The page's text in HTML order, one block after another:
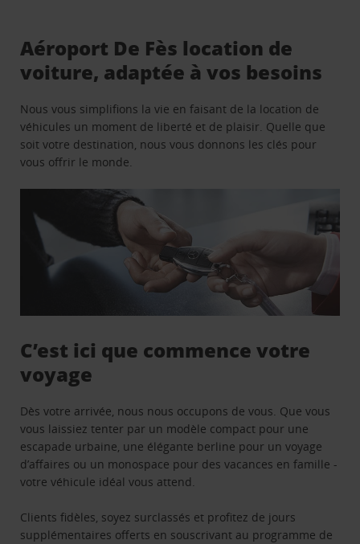
Aéroport De Fès location de
voiture, adaptée à vos besoins
Nous vous simplifions la vie en faisant de la location de
véhicules un moment de liberté et de plaisir. Quelle que
soit votre destination, nous vous donnons les clés pour
vous offrir le monde.
C’est ici que commence votre
voyage
Dès votre arrivée, nous nous occupons de vous. Que vous
vous laissiez tenter par un modèle compact pour une
escapade urbaine, une élégante berline pour un voyage
d’affaires ou un monospace pour des vacances en famille -
votre véhicule idéal vous attend.
Clients fidèles, soyez surclassés et profitez de jours
supplémentaires offerts en souscrivant au programme de